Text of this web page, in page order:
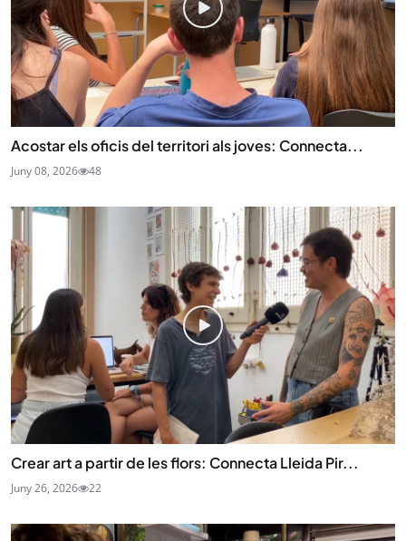
Acostar els oficis del territori als joves: Connecta...
Juny 08, 2026 48
Crear art a partir de les flors: Connecta Lleida Pir...
Juny 26, 2026 22